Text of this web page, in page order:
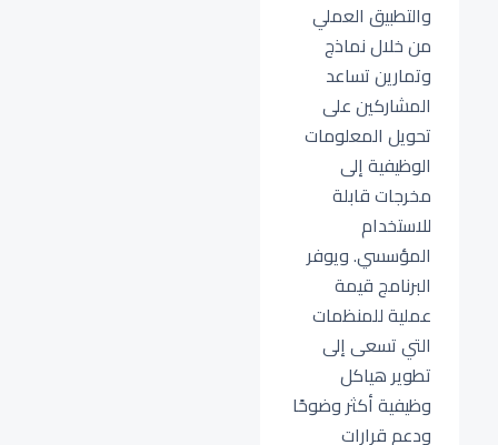
والتطبيق العملي
من خلال نماذج
وتمارين تساعد
المشاركين على
تحويل المعلومات
الوظيفية إلى
مخرجات قابلة
للاستخدام
المؤسسي. ويوفر
البرنامج قيمة
عملية للمنظمات
التي تسعى إلى
تطوير هياكل
وظيفية أكثر وضوحًا
ودعم قرارات